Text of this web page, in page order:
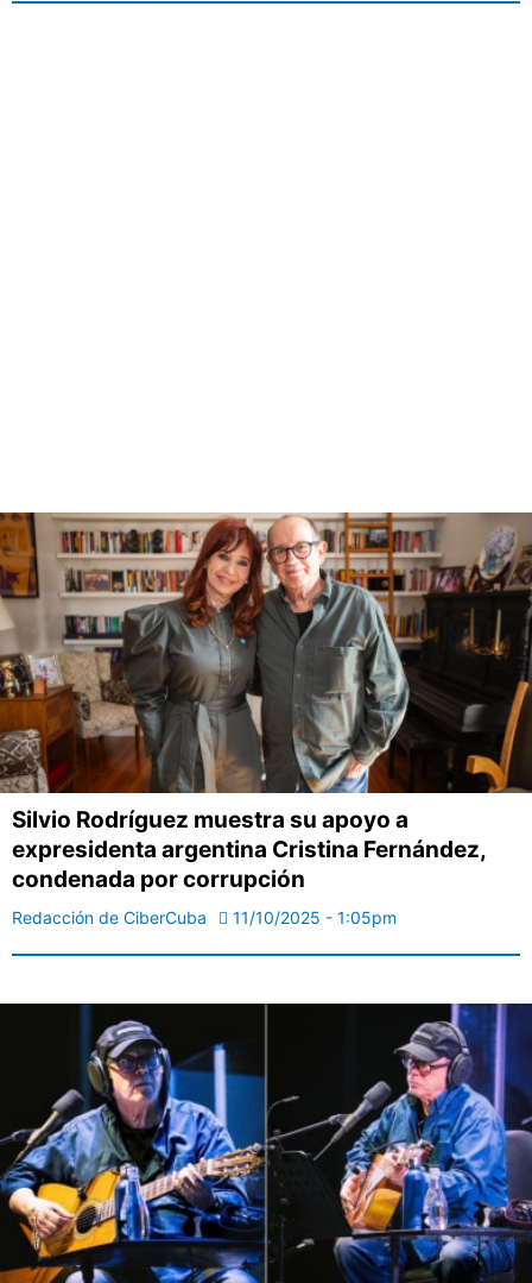
Silvio Rodríguez muestra su apoyo a
expresidenta argentina Cristina Fernández,
condenada por corrupción
Redacción de CiberCuba 11/10/2025 - 1:05pm